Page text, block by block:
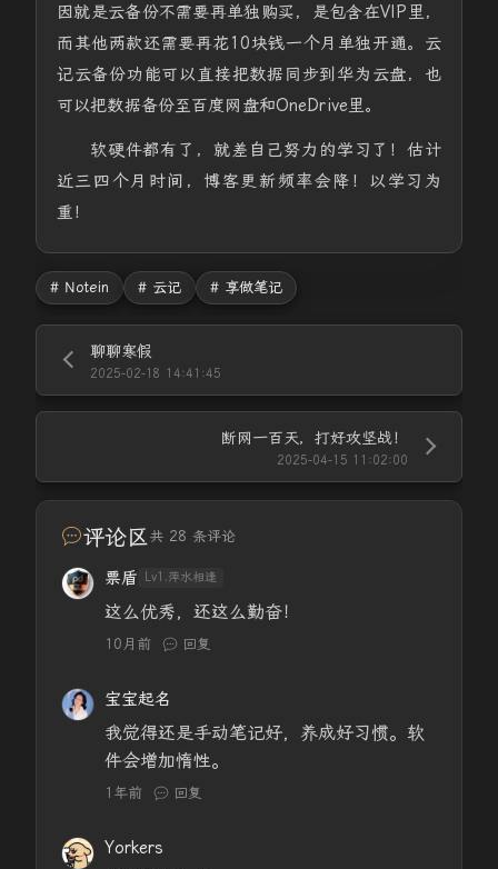
因就是云备份不需要再单独购买，是包含在VIP里，
而其他两款还需要再花10块钱一个月单独开通。云
记云备份功能可以直接把数据同步到华为云盘，也
可以把数据备份至百度网盘和OneDrive里。
软硬件都有了，就差自己努力的学习了！估计
近三四个月时间，博客更新频率会降！以学习为
重！
# Notein # 云记 # 享做笔记
聊聊寒假
2025-02-18 14:41:45
断网一百天，打好攻坚战！
2025-04-15 11:02:00
评论区共 28 条评论
票盾 Lv1.萍水相逢
这么优秀，还这么勤奋！
10月前 回复
宝宝起名
我觉得还是手动笔记好，养成好习惯。软
件会增加惰性。
1年前 回复
Yorkers